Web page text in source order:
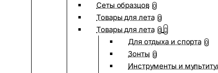
Сеты образцов 0
Товары для лета 0
Товары для лета 0
Для отдыха и спорта 0
Зонты 0
Инструменты и